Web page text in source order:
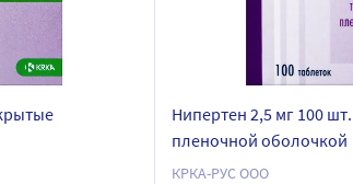
Нипертен 2,5 мг 100
пленочной оболочкой
КРКА-РУС ООО